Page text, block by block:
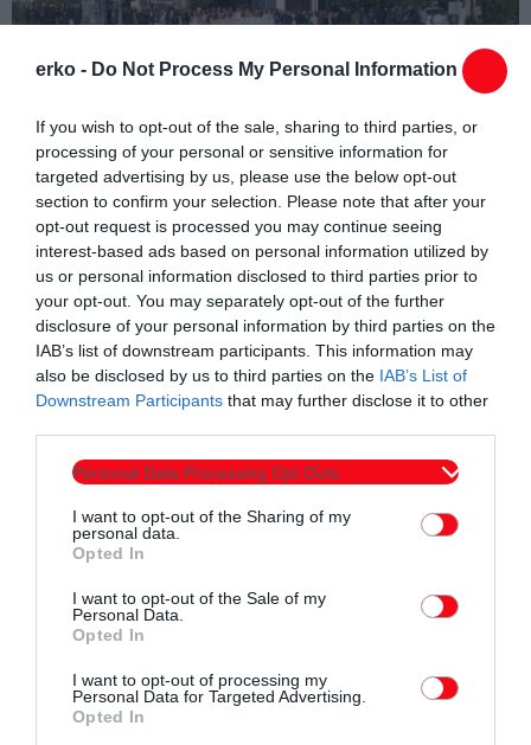
erko - Do Not Process My Personal Information
If you wish to opt-out of the sale, sharing to third parties, or
processing of your personal or sensitive information for
targeted advertising by us, please use the below opt-out
section to confirm your selection. Please note that after your
opt-out request is processed you may continue seeing
interest-based ads based on personal information utilized by
us or personal information disclosed to third parties prior to
your opt-out. You may separately opt-out of the further
disclosure of your personal information by third parties on the
IAB’s list of downstream participants. This information may
also be disclosed by us to third parties on the IAB’s List of
Downstream Participants that may further disclose it to other
Personal Data Processing Opt Outs
I want to opt-out of the Sharing of my
personal data.
Opted In
I want to opt-out of the Sale of my
Personal Data.
Opted In
I want to opt-out of processing my
Personal Data for Targeted Advertising.
Opted In
Συντάχθηκε από:ERKO
email
Σχετικά άρθρα